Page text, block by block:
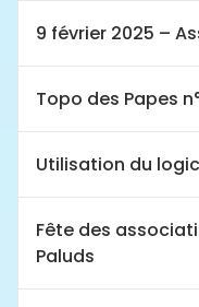
9 février 2025 –
Topo des Papes
Utilisation du
Fête des
Paluds